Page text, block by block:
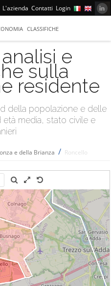
L'azienda Contatti Login
CLASSIFICHE
e
sulla
residente
della popolazione e delle
media, stato civile e
e della Brianza / Roncello